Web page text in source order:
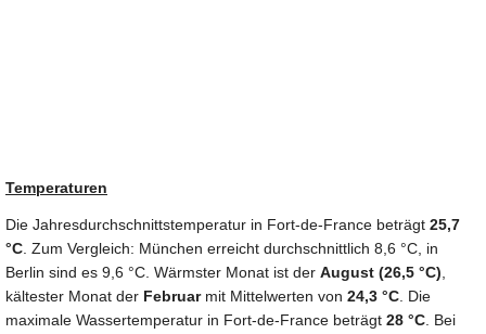
Temperaturen
Die Jahresdurchschnittstemperatur in Fort-de-France beträgt 25,7
°C. Zum Vergleich: München erreicht durchschnittlich 8,6 °C, in
Berlin sind es 9,6 °C. Wärmster Monat ist der August (26,5 °C),
kältester Monat der Februarmit Mittelwerten von 24,3 °C. Die
maximale Wassertemperatur in Fort-de-France beträgt 28 °C. Bei